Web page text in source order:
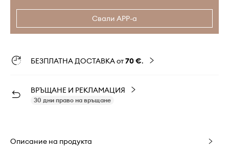
Свали APP-а
БЕЗПЛАТНА ДОСТАВКА от70 €.
ВРЪЩАНЕ И РЕКЛАМАЦИЯ
30 дни право на връщане
Описание на продукта